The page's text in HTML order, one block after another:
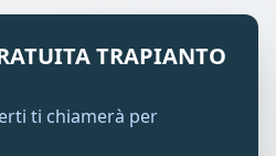
TRAPIANTO
ti chiamerà per